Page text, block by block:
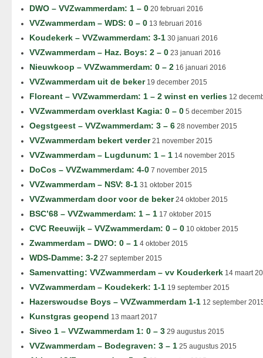
DWO – VVZwammerdam: 1 – 0 20 februari 2016
VVZwammerdam – WDS: 0 – 0 13 februari 2016
Koudekerk – VVZwammerdam: 3-1 30 januari 2016
VVZwammerdam – Haz. Boys: 2 – 0 23 januari 2016
Nieuwkoop – VVZwammerdam: 0 – 2 16 januari 2016
VVZwammerdam uit de beker19 december 2015
Floreant – VVZwammerdam: 1 – 2 winst en verlies 12
VVZwammerdam overklast Kagia: 0 – 0 5 december 2015
Oegstgeest – VVZwammerdam: 3 – 6 28 november 2015
VVZwammerdam bekert verder21 november 2015
VVZwammerdam – Lugdunum: 1 – 1 14 november 2015
DoCos – VVZwammerdam: 4-0 7 november 2015
VVZwammerdam – NSV: 8-1 31 oktober 2015
VVZwammerdam door voor de beker24 oktober 2015
BSC’68 – VVZwammerdam: 1 – 1 17 oktober 2015
CVC Reeuwijk – VVZwammerdam: 0 – 0 10 oktober 2015
Zwammerdam – DWO: 0 – 1 4 oktober 2015
WDS-Damme: 3-2 27 september 2015
Samenvatting: VVZwammerdam – vv Kouderkerk 14 maart
VVZwammerdam – Koudekerk: 1-1 19 september 2015
Hazerswoudse Boys – VVZwammerdam 1-1 12 september
Kunstgras geopend 13 maart 2017
Siveo 1 – VVZwammerdam 1: 0 – 3 29 augustus 2015
VVZwammerdam – Bodegraven: 3 – 1 25 augustus 2015